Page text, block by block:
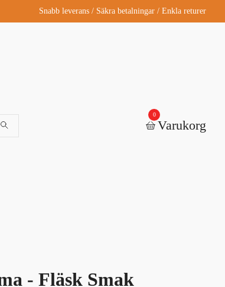
Snabb leverans / Säkra betalningar / Enkla returer
0
Varukorg
- Fläsk Smak